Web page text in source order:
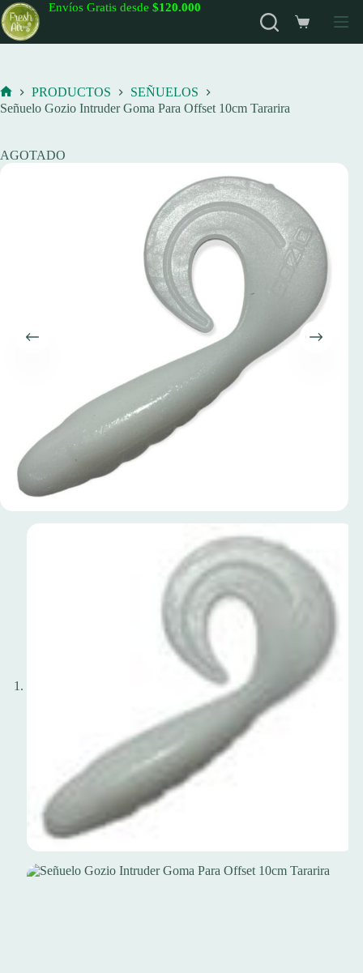
Saltar
al
contenido
Envíos Gratis desde $120.000
Carro
de
Inicio
PRODUCTOS
SEÑUELOS
Señuelo Gozio Intruder Goma Para Offset 10cm Tararira
AGOTADO